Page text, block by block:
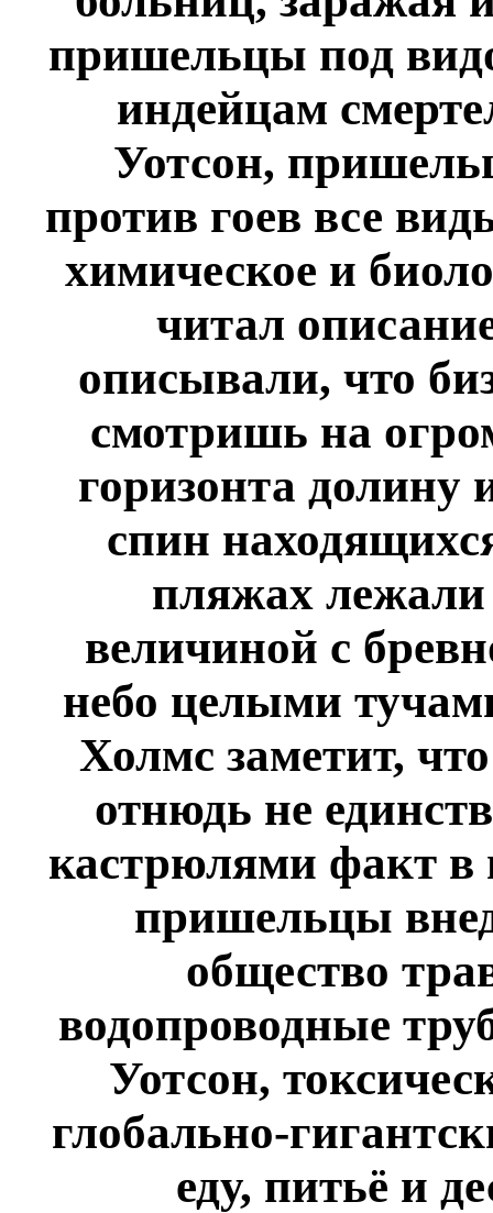
пришельцы под
индейцам
Уотсон,
против гоев все
химическое и
читал
описывали, что
смотришь на
горизонта долину
спин
пляжах
величиной с
небо целыми
Холмс заметит,
отнюдь не
кастрюлями факт в
пришельцы
общество
водопроводные
Уотсон,
глобально-
еду, питьё и